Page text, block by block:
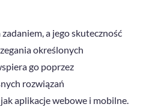
a jego skuteczność
określonych
go poprzez
rozwiązań
aplikacje webowe i mobilne.